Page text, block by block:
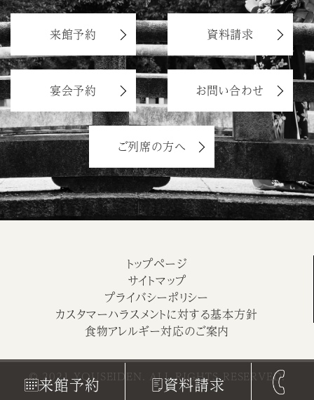
来館予約 資料請求
来館予約 資料請求
宴会予約 お問い合わせ
ご列席の方へ
トップページ
サイトマップ
プライバシーポリシー
カスタマーハラスメントに対する基本方針
食物アレルギー対応のご案内
© 2021 YOUSEIDEN. ALL RIGHTS RESERVED.